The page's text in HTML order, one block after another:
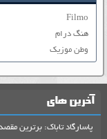
Filmo
هنگ درام
وطن موزیک
آخرین های
پاسارگاد تاباک: برترین